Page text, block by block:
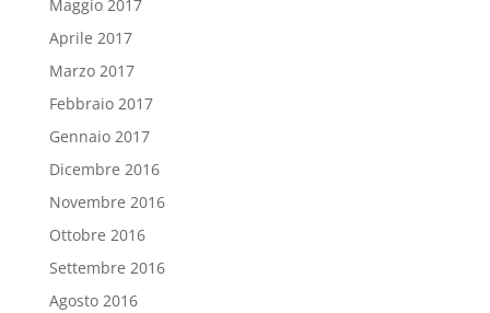
Maggio 2017
Aprile 2017
Marzo 2017
Febbraio 2017
Gennaio 2017
Dicembre 2016
Novembre 2016
Ottobre 2016
Settembre 2016
Agosto 2016